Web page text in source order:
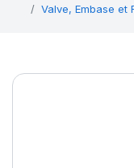
Valve, Embase et